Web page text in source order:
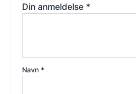
Din anmeldelse *
Navn *